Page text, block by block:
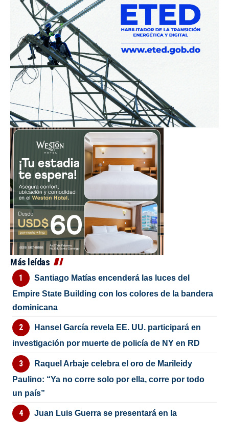
Más leídas
Santiago Matías encenderá las luces del
Empire State Building con los colores de la bandera
dominicana
Hansel García revela EE. UU. participará en
investigación por muerte de policía de NY en RD
Raquel Arbaje celebra el oro de Marileidy
Paulino: “Ya no corre solo por ella, corre por todo
un país”
Juan Luis Guerra se presentará en la